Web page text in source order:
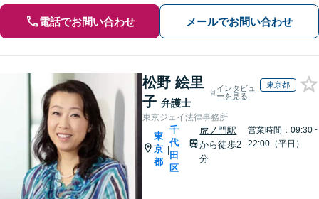
電話でお問い合わせ メールでお問い合わせ
松野 絵里
子 弁護士
インタビュ
ーを見る
東京都
東京ジェイ法律事務所
東
京
都
|
千
代
田
区
虎ノ門駅
から徒歩2
分
営業時間：09:30~
22:00（平日）